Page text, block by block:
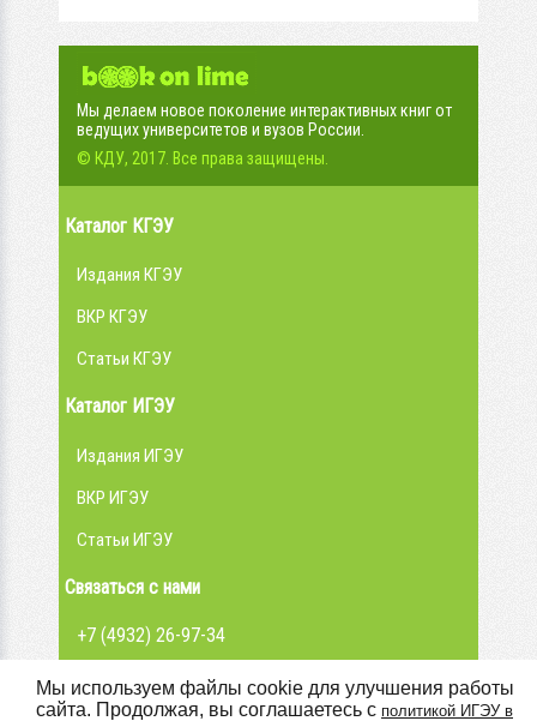
Мы делаем новое поколение интерактивных книг от
ведущих университетов и вузов России.
© КДУ, 2017. Все права защищены.
Каталог КГЭУ
Издания КГЭУ
ВКР КГЭУ
Статьи КГЭУ
Мы используем файлы cookie для улучшения работы
сайта. Продолжая, вы соглашаетесь с политикой ИГЭУ в
Каталог ИГЭУ
Издания ИГЭУ
ВКР ИГЭУ
Статьи ИГЭУ
Связаться с нами
+7 (4932) 26-97-34
admin@library.ispu.ru